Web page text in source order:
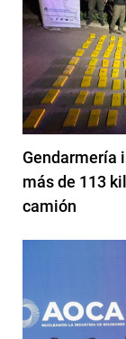
Gendarmería
más de 113
camión